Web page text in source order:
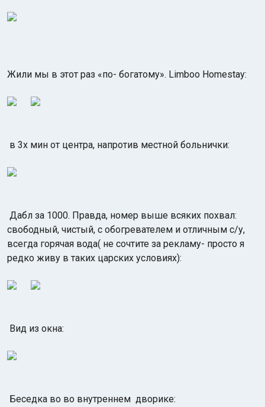
Жили мы в этот раз «по- богатому». Limboo Homestay:
в 3х мин от центра, напротив местной больнички:
Дабл за 1000. Правда, номер выше всяких похвал:
свободный, чистый, с обогревателем и отличным с/у,
всегда горячая вода( не сочтите за рекламу- просто я
редко живу в таких царских условиях):
Вид из окна:
Беседка во во внутреннем дворике: